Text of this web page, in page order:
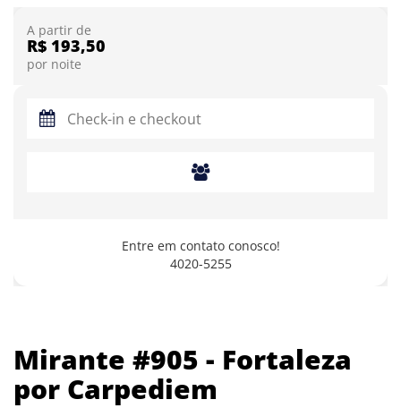
Mirante #905 - Fortaleza
por Carpediem
A partir de
R$ 193,50
por noite
Entre em contato conosco!
4020-5255